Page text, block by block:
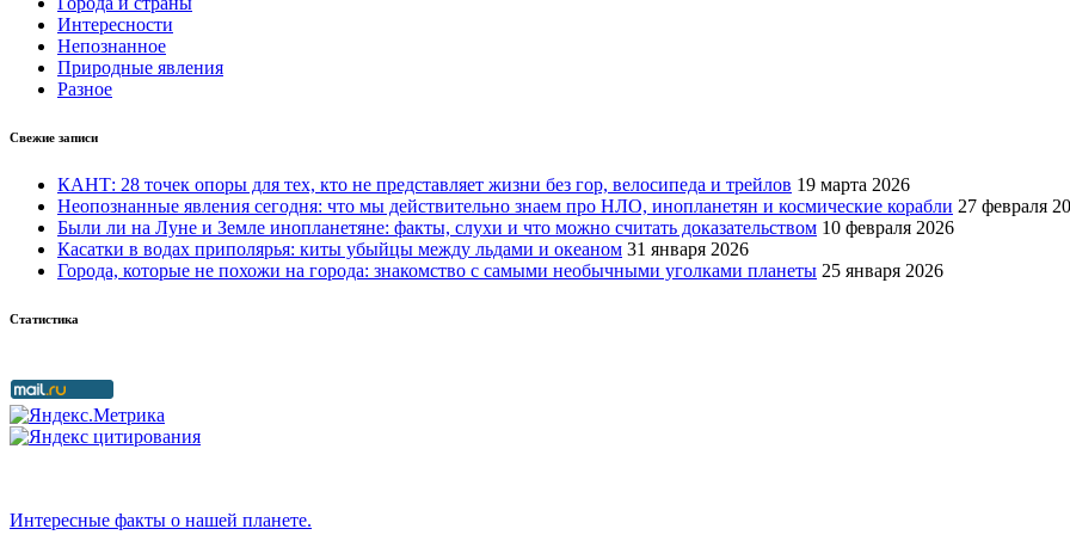
Интересности
Непознанное
Природные явления
Разное
Свежие записи
КАНТ: 28 точек опоры для тех, кто не представляет жизни без гор, велосипеда и трейлов 19 марта 2026
Неопознанные явления сегодня: что мы действительно знаем про НЛО, инопланетян и космические корабли 27 февраля
Были ли на Луне и Земле инопланетяне: факты, слухи и что можно считать доказательством 10 февраля 2026
Касатки в водах приполярья: киты убыйцы между льдами и океаном 31 января 2026
Города, которые не похожи на города: знакомство с самыми необычными уголками планеты 25 января 2026
Статистика
Интересные факты о нашей планете.